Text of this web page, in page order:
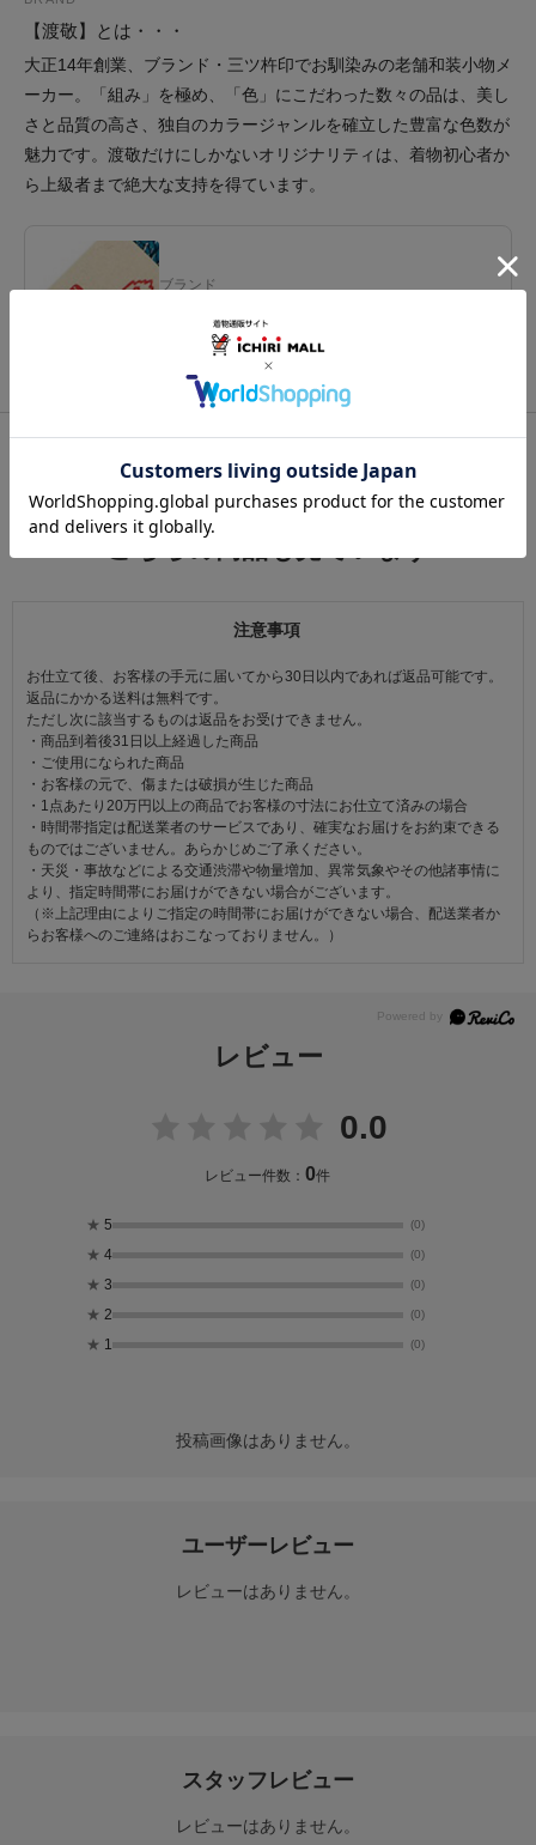
【渡敬】とは・・・
大正14年創業、ブランド・三ツ杵印でお馴染みの老舗和装小物メ
ーカー。「組み」を極め、「色」にこだわった数々の品は、美し
さと品質の高さ、独自のカラージャンルを確立した豊富な色数が
魅力です。渡敬だけにしかないオリジナリティは、着物初心者か
ら上級者まで絶大な支持を得ています。
ブランド
この商品を見た人は
注意事項
お仕立て後、お客様の手元に届いてから30日以内であれば返品可能です。
返品にかかる送料は無料です。
ただし次に該当するものは返品をお受けできません。
・商品到着後31日以上経過した商品
・ご使用になられた商品
・お客様の元で、傷または破損が生じた商品
・1点あたり20万円以上の商品でお客様の寸法にお仕立て済みの場合
・時間帯指定は配送業者のサービスであり、確実なお届けをお約束できる
ものではございません。あらかじめご了承ください。
・天災・事故などによる交通渋滞や物量増加、異常気象やその他諸事情に
より、指定時間帯にお届けができない場合がございます。
（※上記理由によりご指定の時間帯にお届けができない場合、配送業者か
らお客様へのご連絡はおこなっておりません。）
レビュー
0.0
レビュー件数：0件
★ 5 (0)
★ 4 (0)
★ 3 (0)
★ 2 (0)
★ 1 (0)
投稿画像はありません。
ユーザーレビュー
レビューはありません。
スタッフレビュー
レビューはありません。